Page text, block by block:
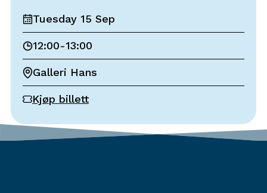
Tuesday 15 Sep
12:00-13:00
Galleri Hans
Kjøp billett